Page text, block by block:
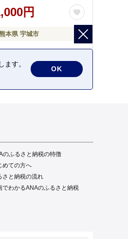
円
本県 宇城市
のふるさと納税の特徴
めての方へ
さと納税の流れ
でわかるANAのふるさと納税
す。
OK